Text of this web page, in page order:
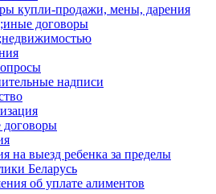
купли-продажи, мены, дарения
договоры
надписи
на выезд ребенка за пределы
Беларусь
об уплате алиментов